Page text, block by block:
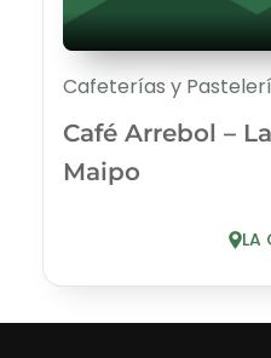
Cafeterías y
Café Arrebol –
Maipo
LA